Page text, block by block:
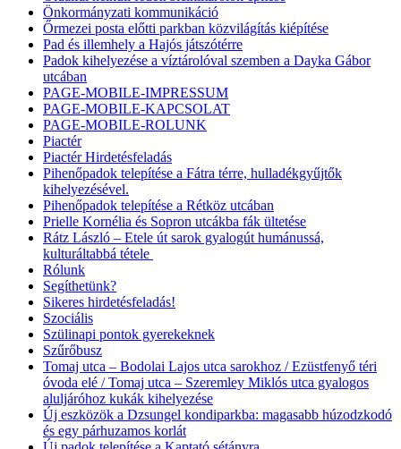
Önkormányzati kommunikáció
Őrmezei posta előtti parkban közvilágítás kiépítése
Pad és illemhely a Hajós játszótérre
Padok kihelyezése a víztárolóval szemben a Dayka Gábor
utcában
PAGE-MOBILE-IMPRESSUM
PAGE-MOBILE-KAPCSOLAT
PAGE-MOBILE-ROLUNK
Piactér
Piactér Hirdetésfeladás
Pihenőpadok telepítése a Fátra térre, hulladékgyűjtők
kihelyezésével.
Pihenőpadok telepítése a Rétköz utcában
Prielle Kornélia és Sopron utcákba fák ültetése
Rátz László – Etele út sarok gyalogút humánussá,
kulturáltabbá tétele
Rólunk
Segíthetünk?
Sikeres hirdetésfeladás!
Szociális
Szülinapi pontok gyerekeknek
Szűrőbusz
Tomaj utca – Bodolai Lajos utca sarokhoz / Ezüstfenyő téri
óvoda elé / Tomaj utca – Szeremley Miklós utca gyalogos
aluljáróhoz kukák kihelyezése
Új eszközök a Dzsungel kondiparkba: magasabb húzodzkodó
és egy párhuzamos korlát